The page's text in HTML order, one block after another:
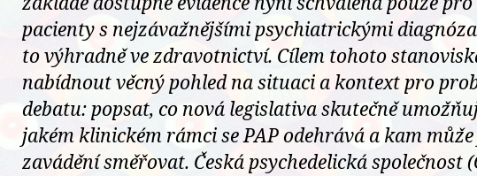
pacienty s nejzávažnějšími psychiatrickými
to výhradně ve zdravotnictví. Cílem tohoto
nabídnout věcný pohled na situaci a kontext pro
debatu: popsat, co nová legislativa skutečně
jakém klinickém rámci se PAP odehrává a kam
zavádění směřovat. Česká psychedelická společnost